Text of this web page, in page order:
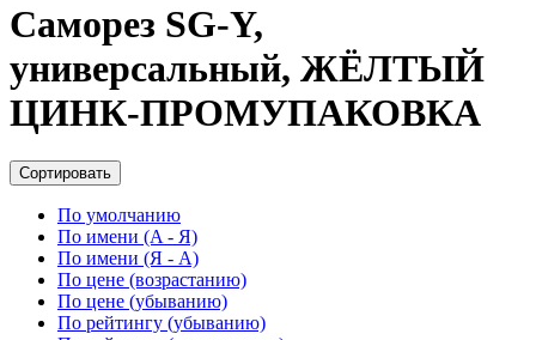
Саморез SG-Y,
универсальный, ЖЁЛТЫЙ
ЦИНК-ПРОМУПАКОВКА
Сортировать
По умолчанию
По имени (A - Я)
По имени (Я - A)
По цене (возрастанию)
По цене (убыванию)
По рейтингу (убыванию)